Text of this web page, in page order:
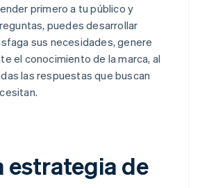
primero a tu público y
puedes desarrollar
sus necesidades, genere
el conocimiento de la marca, al
las respuestas que buscan
estrategia de